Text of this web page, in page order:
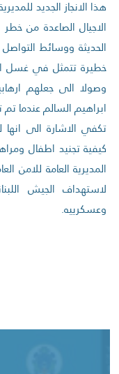
هذا الانجاز الجديد
الاجيال الصاعدة من خطر
الحديثة ووسائط
خطيرة تتمثل في غسل
وصولا الى جعلهم
ابراهيم السالم عندما تم
تكفي الاشارة الى
كيفية تجنيد اطفال
المديرية العامة
لاستهداف الجيش
وعسكرييه.